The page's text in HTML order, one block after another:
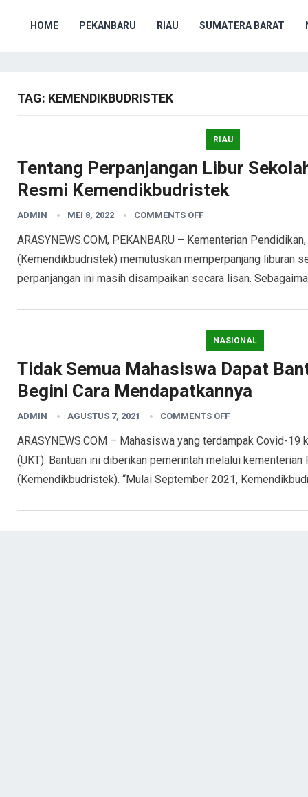
HOME PEKANBARU RIAU SUMATERA BARAT
TAG: KEMENDIKBUDRISTEK
RIAU
Tentang Perpanjangan Libur
Resmi Kemendikbudristek
ADMIN MEI 8, 2022 COMMENTS OFF
ARASYNEWS.COM, PEKANBARU – Kementerian
(Kemendikbudristek) memutuskan memperpanjang liburan
perpanjangan ini masih disampaikan secara lisan.
NASIONAL
Tidak Semua Mahasiswa Dapat
Begini Cara Mendapatkannya
ADMIN AGUSTUS 7, 2021 COMMENTS OFF
ARASYNEWS.COM – Mahasiswa yang terdampak Covid-19
(UKT). Bantuan ini diberikan pemerintah melalui
(Kemendikbudristek). “Mulai September 2021,